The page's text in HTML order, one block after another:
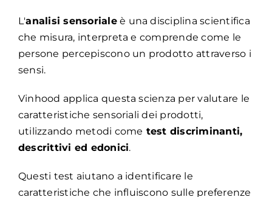
L'analisi sensorialeè una disciplina scientifica
che misura, interpreta e comprende come le
persone percepiscono un prodotto attraverso i
sensi.
Vinhood applica questa scienza per valutare le
caratteristiche sensoriali dei prodotti,
utilizzando metodi come test discriminanti,
descrittivi ed edonici.
Questi test aiutano a identificare le
caratteristiche che influiscono sulle preferenze